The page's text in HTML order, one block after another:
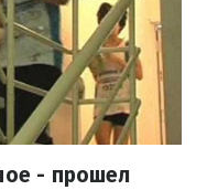
- прошел